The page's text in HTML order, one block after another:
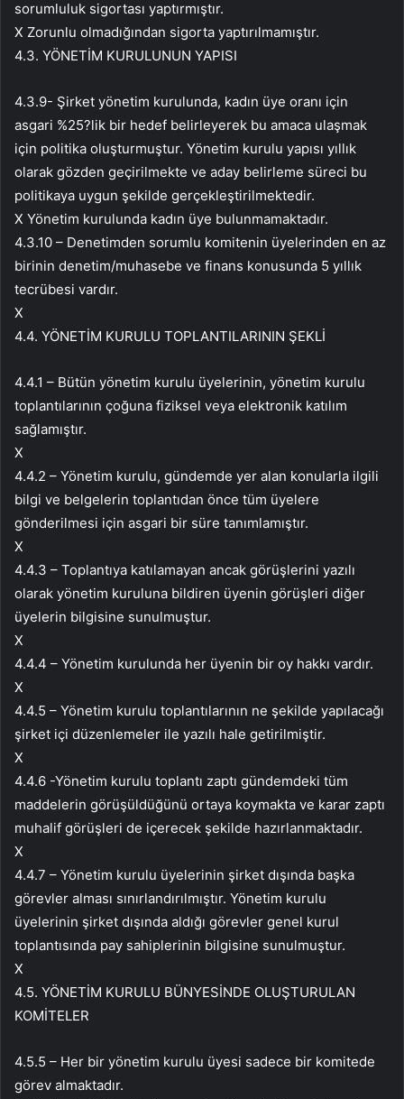
sorumluluk sigortası yaptırmıştır.
X Zorunlu olmadığından sigorta yaptırılmamıştır.
4.3. YÖNETİM KURULUNUN YAPISI
4.3.9- Şirket yönetim kurulunda, kadın üye oranı için
asgari %25?lik bir hedef belirleyerek bu amaca ulaşmak
için politika oluşturmuştur. Yönetim kurulu yapısı yıllık
olarak gözden geçirilmekte ve aday belirleme süreci bu
politikaya uygun şekilde gerçekleştirilmektedir.
X Yönetim kurulunda kadın üye bulunmamaktadır.
4.3.10 – Denetimden sorumlu komitenin üyelerinden en az
birinin denetim/muhasebe ve finans konusunda 5 yıllık
tecrübesi vardır.
X
4.4. YÖNETİM KURULU TOPLANTILARININ ŞEKLİ
4.4.1 – Bütün yönetim kurulu üyelerinin, yönetim kurulu
toplantılarının çoğuna fiziksel veya elektronik katılım
sağlamıştır.
X
4.4.2 – Yönetim kurulu, gündemde yer alan konularla ilgili
bilgi ve belgelerin toplantıdan önce tüm üyelere
gönderilmesi için asgari bir süre tanımlamıştır.
X
4.4.3 – Toplantıya katılamayan ancak görüşlerini yazılı
olarak yönetim kuruluna bildiren üyenin görüşleri diğer
üyelerin bilgisine sunulmuştur.
X
4.4.4 – Yönetim kurulunda her üyenin bir oy hakkı vardır.
X
4.4.5 – Yönetim kurulu toplantılarının ne şekilde yapılacağı
şirket içi düzenlemeler ile yazılı hale getirilmiştir.
X
4.4.6 -Yönetim kurulu toplantı zaptı gündemdeki tüm
maddelerin görüşüldüğünü ortaya koymakta ve karar zaptı
muhalif görüşleri de içerecek şekilde hazırlanmaktadır.
X
4.4.7 – Yönetim kurulu üyelerinin şirket dışında başka
görevler alması sınırlandırılmıştır. Yönetim kurulu
üyelerinin şirket dışında aldığı görevler genel kurul
toplantısında pay sahiplerinin bilgisine sunulmuştur.
X
4.5. YÖNETİM KURULU BÜNYESİNDE OLUŞTURULAN
KOMİTELER
4.5.5 – Her bir yönetim kurulu üyesi sadece bir komitede
görev almaktadır.